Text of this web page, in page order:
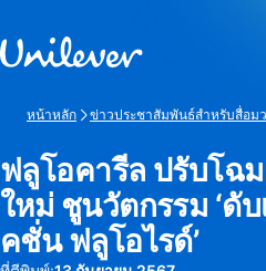
หน้าหลัก ข่าวประชาสัมพันธ์สำหรับสื่อม
ฟลูโอคารีล ปรับโฉ
ใหม่ ชูนวัตกรรม ‘ดั
คชั่น ฟลูโอไรด์’